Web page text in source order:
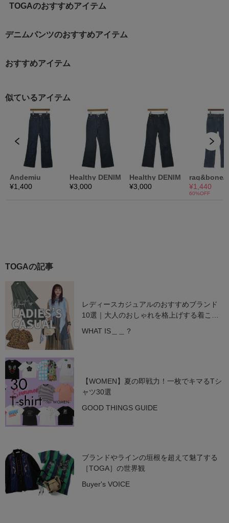
TOGAのおすすめアイテム
デニムパンツのおすすめアイテム
おすすめアイテム
TOGAの記事
レディースカジュアルのおすすめブランド
10選｜大人のおしゃれを格上げする着こな
WHAT IS＿＿？
【WOMEN】夏の即戦力！一枚でキマるTシ
ャツ30選
GOOD THINGS GUIDE
ブランドやラインの垣根を超えて魅了する
［TOGA］の世界観
Buyer's VOICE